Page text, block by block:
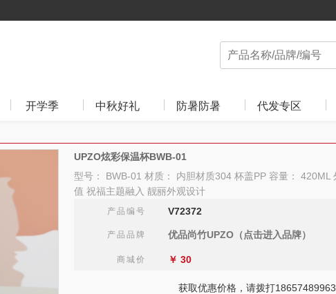
开学季 中秋好礼 防暑防暑 代发专区
UPZO炫彩保温杯BWB-01
型号： BWB-01 材质： 内胆材质304 杯盖PP 容量： 420ML
值 祝福主题融入 靓丽外观设计
产品编号 V72372
产品品牌 优品尚竹UPZO（点击进入品牌）
商城价 ￥ 30
获取优惠价格，请拨打18657489963